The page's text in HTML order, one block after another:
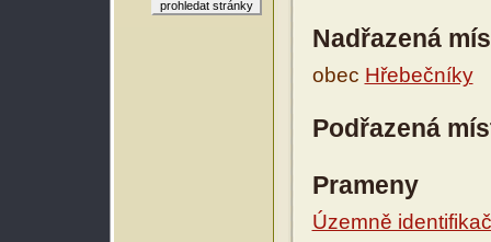
Nadřazená
obec Hřebečníky
Podřazená
Prameny
Územně